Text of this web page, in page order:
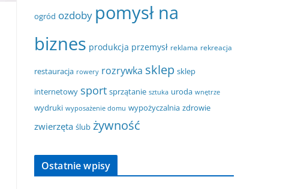
ogród ozdoby pomysł na
biznes produkcja przemysł reklama rekreacja
restauracja rowery rozrywka sklep sklep
internetowy sport sprzątanie sztuka uroda wnętrze
wydruki wyposażenie domu wypożyczalnia zdrowie
zwierzęta ślub żywność
Ostatnie wpisy